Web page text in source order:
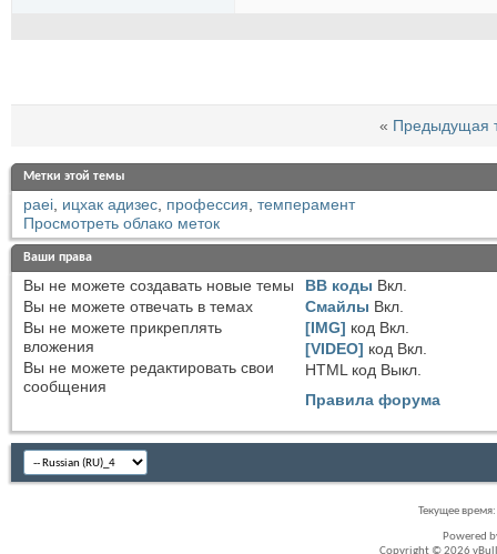
« Предыдущая
Метки этой темы
paei, ицхак адизес, профессия, темперамент
Просмотреть облако меток
Ваши права
Вы не можете создавать новые темы
Вы не можете отвечать в темах
Вы не можете прикреплять
вложения
Вы не можете редактировать свои
сообщения
BB коды Вкл.
Смайлы Вкл.
[IMG] код Вкл.
[VIDEO] код Вкл.
HTML код Выкл.
Правила форума
Текущее время:
Powered